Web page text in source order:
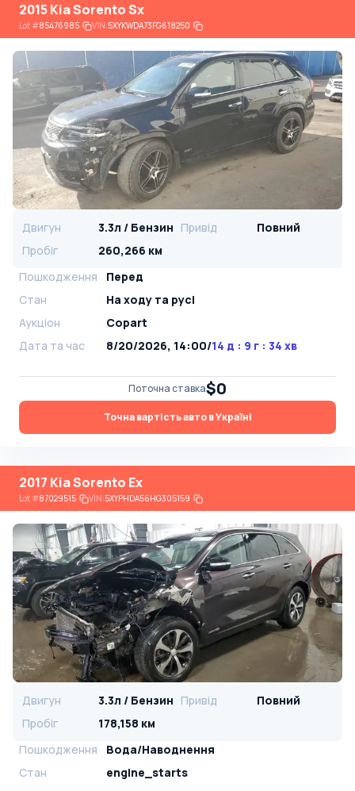
2015 Kia Sorento Sx
Lot#85476985 VIN:5XYKWDA73FG618250
Двигун 3.3л / Бензин Привід
Повний
Пробіг
260,266 км
Пошкодження
Перед
Стан
На ​​ходу та русі
Аукціон
Copart
Дата та час
8/20/2026, 14:00/14 д : 9 г : 34 хв
Поточна ставка$0
Точна вартість авто в Україні
2017 Kia Sorento Ex
Lot#87029515 VIN:5XYPHDA56HG305159
Двигун 3.3л / Бензин Привід
Повний
Пробіг
178,158 км
Пошкодження
Вода/Наводнення
Стан
engine_starts